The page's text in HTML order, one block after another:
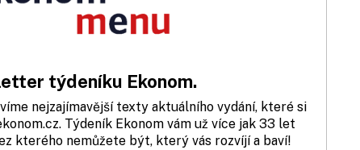
týdeníku Ekonom.
nejzajímavější texty aktuálního vydání, které si
Týdeník Ekonom vám už více jak 33 let
kterého nemůžete být, který vás rozvíjí a baví!